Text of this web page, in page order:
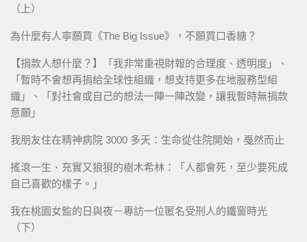
（上）
為什麼有人寧願買《The Big Issue》，不願買口香糖？
【捐款人想什麼？】「我非常重視財報的合理度、透明度」、
「暫時不會想再捐給全球性組織，想支持更多在地服務型組
織」、「對社會或自己的想法一陣一陣改變，讓我暫時無捐款
意願」
我朋友住在精神病院 3000 多天：生命從住院開始，戞然而止
搖滾一生、充實又狼狽的樹木希林：「人都會死，至少要死成
自己喜歡的樣子。」
我在桃園女監的日與夜－專訪一位匿名受刑人的鐵窗時光
（下）